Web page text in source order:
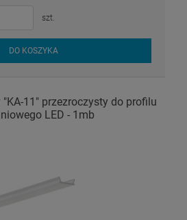
szt.
DO KOSZYKA
11" przezroczysty do profilu
LED - 1mb